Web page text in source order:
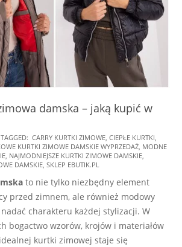
damska – jaką kupić w
TAGGED: CARRY KURTKI ZIMOWE, CIEPŁE KURTKI,
KURTKI ZIMOWE DAMSKIE WYPRZEDAŻ, MODNE
, NAJMODNIEJSZE KURTKI ZIMOWE DAMSKIE,
DAMSKIE, SKLEP EBUTIK.PL
to nie tylko niezbędny element
przed zimnem, ale również modowy
charakteru każdej stylizacji. W
bogactwo wzorów, krojów i materiałów
kurtki zimowej staje się